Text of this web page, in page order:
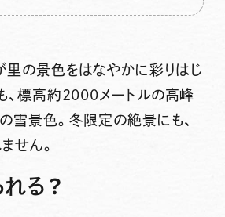
里の景色をはなやかに彩りはじ
、標高約2000メートルの高峰
雪景色。冬限定の絶景にも、
せん。
れる？